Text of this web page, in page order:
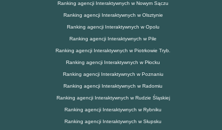
Ranking agencji Interaktywnych w Nowym Sączu
Ranking agencji Interaktywnych w Olsztynie
Ranking agencji Interaktywnych w Opolu
Ranking agencji Interaktywnych w Pile
Ranking agencji Interaktywnych w Piotrkowie Tryb.
Ranking agencji Interaktywnych w Płocku
Ranking agencji Interaktywnych w Poznaniu
Ranking agencji Interaktywnych w Radomiu
Ranking agencji Interaktywnych w Rudzie Śląskiej
Ranking agencji Interaktywnych w Rybniku
Ranking agencji Interaktywnych w Słupsku